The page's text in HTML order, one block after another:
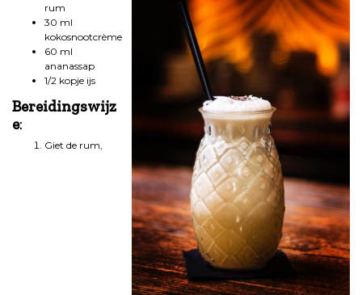
rum
30 ml
kokosnootcrème
60 ml
ananassap
1/2 kopje ijs
Bereidingswijz
e:
Giet de rum,